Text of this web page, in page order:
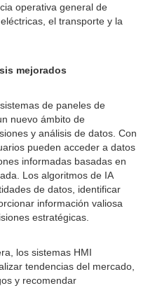
operativa general de
el transporte y la
mejorados
de paneles de
nuevo ámbito de
y análisis de datos. Con
pueden acceder a datos
informadas basadas en
Los algoritmos de IA
de datos, identificar
información valiosa
estratégicas.
los sistemas HMI
tendencias del mercado,
y recomendar